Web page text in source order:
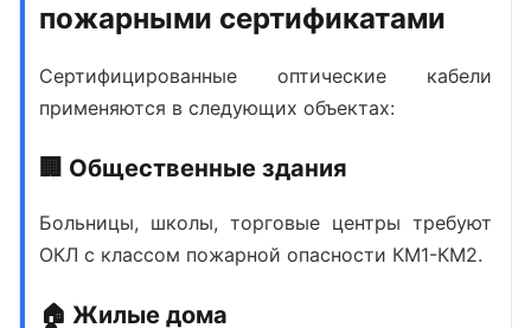
пожарными сертификатами
Сертифицированные оптические кабели
применяются в следующих объектах:
🏢 Общественные здания
Больницы, школы, торговые центры требуют
ОКЛ с классом пожарной опасности КМ1-КМ2.
🏠 Жилые дома